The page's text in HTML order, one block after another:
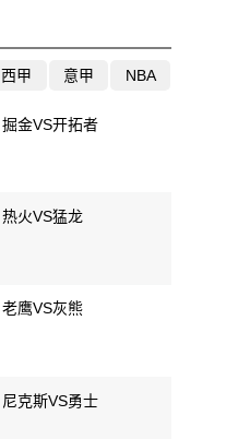
西甲 意甲 NBA
金VS开拓者
火VS猛龙
鹰VS灰熊
克斯VS勇士